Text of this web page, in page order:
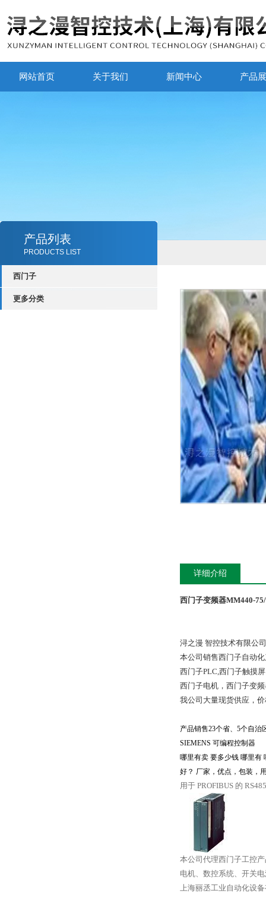
网站首页 关于我们 新闻中心 产品
产品列表
PRODUCTS LIST
西门子
更多分类
详细介绍
西门子变频器MM440-
浔之漫 智控技术有限公
本公司销售西门子自动
西门子PLC,西门子触摸
西门子电机，西门子变
我公司大量现货供应，
产品销售23个省、5个自治
SIEMENS 可编程控制器
哪里有卖 要多少钱 哪里有
好？ 厂家，优点，包装，
用于 PROFIBUS 的
本公司代理西门子工控产
电机、数控系统、开关
上海丽丞工业自动化设